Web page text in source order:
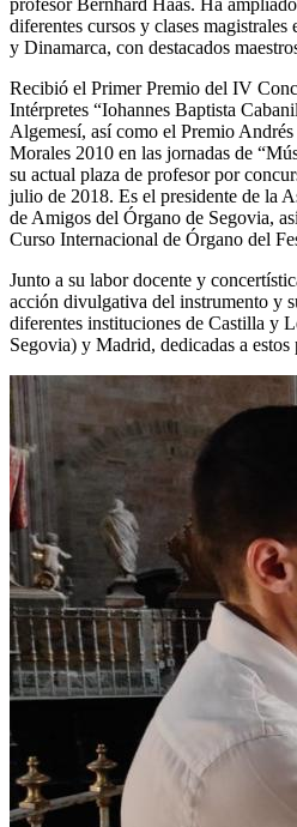
diferentes cursos y clases
y Dinamarca, con destacados
Recibió el Primer Premio del IV
Intérpretes “Iohannes Baptista
Algemesí, así como el Premio
Morales 2010 en las jornadas de
su actual plaza de profesor por
julio de 2018. Es el presidente de la
de Amigos del Órgano de Segovia,
Curso Internacional de Órgano del
Junto a su labor docente y
acción divulgativa del instrumento y
diferentes instituciones de Castilla y
Segovia) y Madrid, dedicadas a estos